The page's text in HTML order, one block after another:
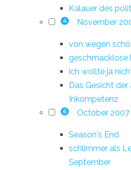
Kalauer des
4 November
von wegen
geschmacklose
ich wollte ja
Das Gesicht
Inkompetenz
6 October 2007
Season's End
schlimmer als
September